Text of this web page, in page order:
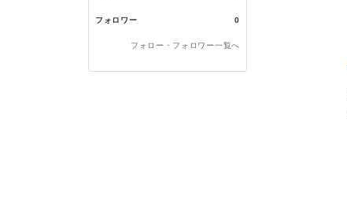
フォロワー 0
フォロー・フォロワー一覧へ